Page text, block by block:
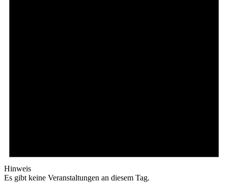
Hinweis
Es gibt keine Veranstaltungen an diesem Tag.